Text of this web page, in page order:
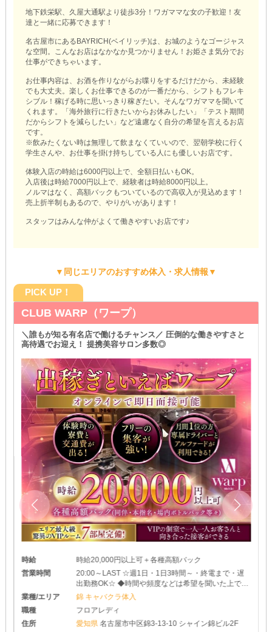
地下鉄栄駅、久屋大通駅より徒歩3分！ワガママな女の子歓迎！友
達と一緒に応募できます！
名古屋市にあるBAYRICH(ベイリッチ)は、お城のようなゴージャス
な空間。こんなお店はなかなか見つかりません！お姫さま気分でお
仕事ができちゃいます。
お仕事内容は、お酒を作りながらお喋りをするだけだから、未経験
でも大丈夫。楽しくお仕事できるのが一番だから、シフトもフレキ
シブル！稼げる時に思いっきり稼ぎたい。そんなワガママを聞いて
くれます。「海外旅行に行きたいからお休みしたい」「テスト期間
だからシフトを減らしたい」など遠慮なく自分の希望を言えるお店
です。
※飲みたくない時は無理して飲まなくていいので、翌朝学校に行く
学生さんや、お仕事を掛け持ちしている人にも優しいお店です。
体験入店の時給は6000円以上で、全額日払いもOK。
入店後は時給7000円以上で、経験者は時給8000円以上。
ノルマはなく、高額バックもついているので高収入が見込めます！
売上折半制もあるので、やりがいがあります！
スタッフはみんな仲がよくて働きやすいお店です♪
▼同じエリアのおすすめ体入・求人情報▼
PICK UP！
CLUB WARP（ワープ）
＼誰もが知る有名店で働けるチャンス／ 圧倒的な働きやすさと
高待遇でお迎え！ 提携美容サロン多数◎
時給
時給20,000円以上可＋各種高額バック
営業時間
20:00～LAST ☆週1日・1日3時間～・終電まで・遅
出勤務OK☆ ◆時間や頻度などは希望を聞いた上で決
めさせて頂きます♪ ◆レギュラー出勤ももちろんOK
業種/エリア
錦 キャバクラ体入
職種
フロアレディ
住所
愛知県名古屋市中区錦3-13-10 シャイン錦ビル2F